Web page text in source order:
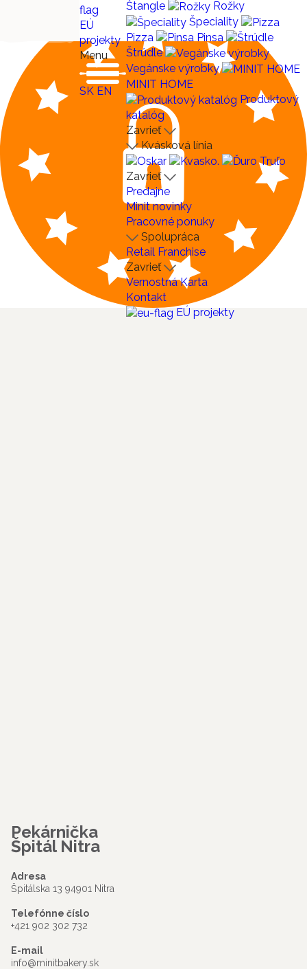
EÚ
projekty
Menu
SK EN
Štangle
Rožky
Špeciality
Pizza
Pinsa
Štrúdle
Vegánske výrobky
MINIT HOME
Produktový
katalóg
Zavrieť
Kvásková línia
Zavrieť
Predajne
Minit novinky
Pracovné ponuky
Spolupráca
Retail Franchise
Zavrieť
Vernostná Karta
Kontakt
EÚ projekty
Pekárnička
Špitál Nitra
Adresa
Špitálska 13 94901 Nitra
Telefónne číslo
+421 902 302 732
E-mail
info@minitbakery.sk